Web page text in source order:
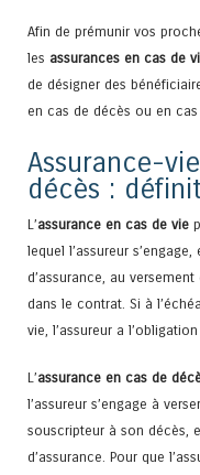
Afin de prémunir vos
les assurances en cas de
de désigner des
en cas de décès ou en cas
Assurance-
décès :
L’assurance en cas de vie
lequel l’assureur
d’assurance, au
dans le contrat. Si à
vie, l’assureur a
L’assurance en cas de
l’assureur s’engage à
souscripteur à son décès,
d’assurance. Pour que